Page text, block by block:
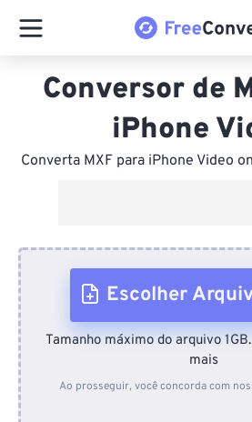
Conversor de
iPhone
Converta MXF para iPhone Video
Escolher
Do dispositivo
Tamanho máximo do arquivo 1GB.
mais
Ao prosseguir, você concorda com